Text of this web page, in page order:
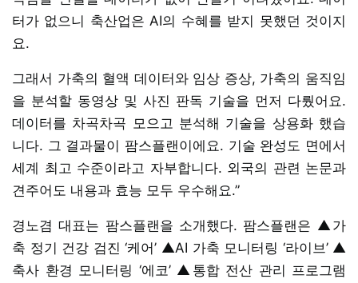
터가 없으니 축산업은 AI의 수혜를 받지 못했던 것이지
요.
그래서 가축의 혈액 데이터와 임상 증상, 가축의 움직임
을 분석할 동영상 및 사진 판독 기술을 먼저 다뤘어요.
데이터를 차곡차곡 모으고 분석해 기술을 상용화 했습
니다. 그 결과물이 팜스플랜이에요. 기술 완성도 면에서
세계 최고 수준이라고 자부합니다. 외국의 관련 논문과
견주어도 내용과 효능 모두 우수해요.”
경노겸 대표는 팜스플랜을 소개했다. 팜스플랜은 ▲가
축 정기 건강 검진 ‘케어’ ▲AI 가축 모니터링 ‘라이브’ ▲
축사 환경 모니터링 ‘에코’ ▲통합 전산 관리 프로그램